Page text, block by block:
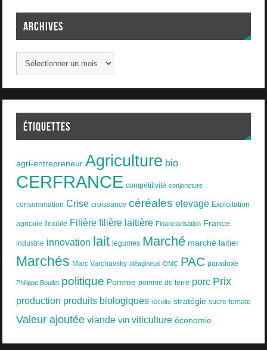
ARCHIVES
ÉTIQUETTES
agri-entrepreneur Agriculture bio
CERFRANCE compétitivité conjoncture
consommation Crise croissance céréales elevage Exploitation
agricole flexible Filière filière laitière Financiarisation France
industrie innovation lait légumes Marché marché laitier
Marchés Marc Varchavsky oléagineux OMC PAC paradoxe
Philippe Boullet politique Pomme pomme de terre porc Prix
production produits biologiques récolte stratégie sucre tomate
Valeur ajoutée viande vin viticulture économie